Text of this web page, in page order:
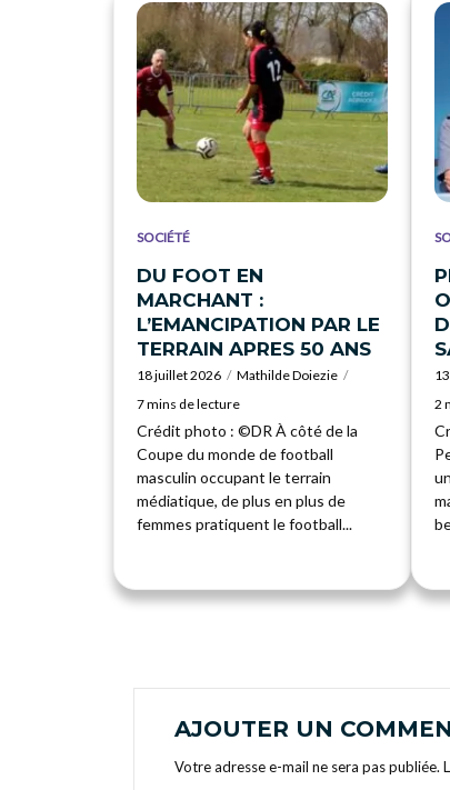
SOCIÉTÉ
DU FOOT EN
MARCHANT :
L’EMANCIPATION PAR LE
TERRAIN APRES 50 ANS
18 juillet 2026
Mathilde Doiezie
7 mins de lecture
Crédit photo : ©DR À côté de la
Coupe du monde de football
masculin occupant le terrain
médiatique, de plus en plus de
femmes pratiquent le football...
2
AJOUTER UN
Votre adresse e-mail ne sera pas publiée.